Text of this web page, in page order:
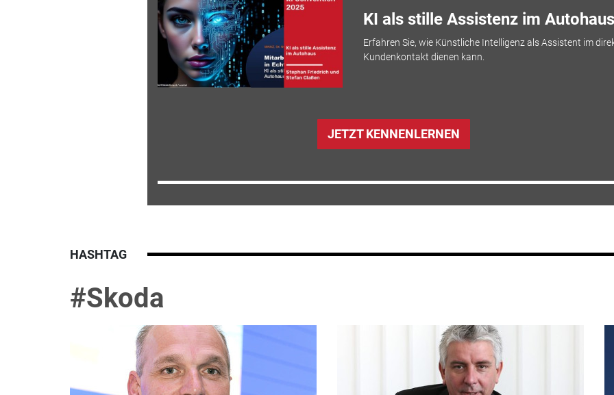
KI als stille Assistenz im Autohaus
Erfahren Sie, wie Künstliche Intelligenz als Assistent im
Kundenkontakt dienen kann.
JETZT KENNENLERNEN
HASHTAG
#Skoda